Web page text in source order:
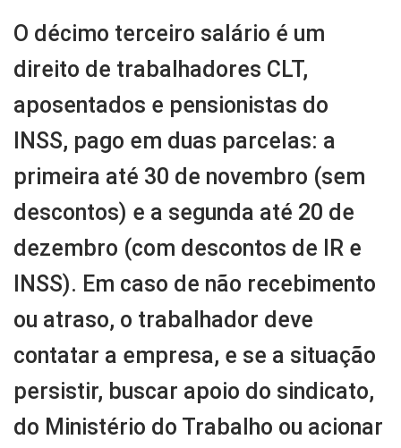
O décimo terceiro salário é um
direito de trabalhadores CLT,
aposentados e pensionistas do
INSS, pago em duas parcelas: a
primeira até 30 de novembro (sem
descontos) e a segunda até 20 de
dezembro (com descontos de IR e
INSS). Em caso de não recebimento
ou atraso, o trabalhador deve
contatar a empresa, e se a situação
persistir, buscar apoio do sindicato,
do Ministério do Trabalho ou acionar